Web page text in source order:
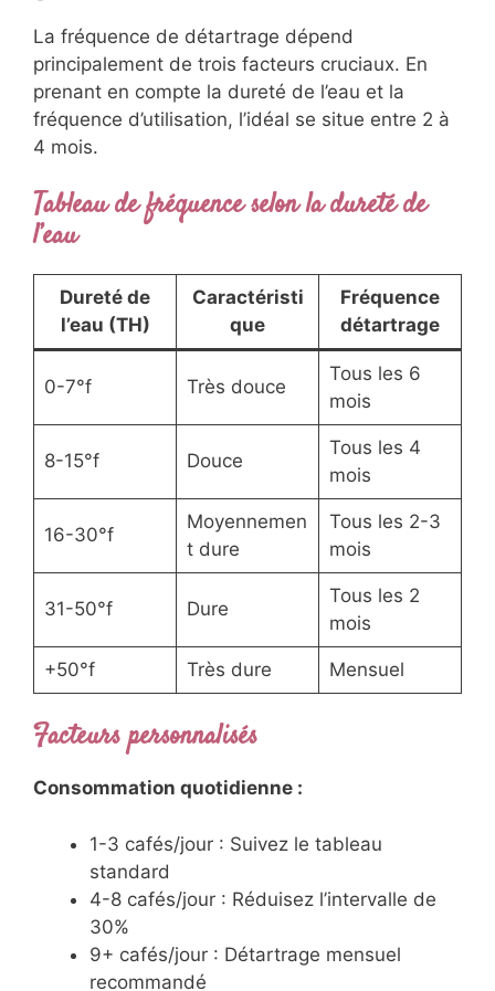
La fréquence de détartrage dépend
principalement de trois facteurs cruciaux. En
prenant en compte la dureté de l’eau et la
fréquence d’utilisation, l’idéal se situe entre 2 à
4 mois.
Tableau de fréquence selon la dureté de
l’eau
Dureté de
l’eau (TH)
Caractéristi
que
Fréquence
détartrage
0-7°f Très douce
Tous les 6
mois
8-15°f Douce
Tous les 4
mois
16-30°f
Moyennemen
t dure
Tous les 2-3
mois
31-50°f Dure
Tous les 2
mois
+50°f Très dure Mensuel
Facteurs personnalisés
Consommation quotidienne :
1-3 cafés/jour : Suivez le tableau
standard
4-8 cafés/jour : Réduisez l’intervalle de
30%
9+ cafés/jour : Détartrage mensuel
recommandé